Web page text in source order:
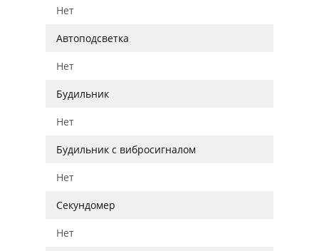
Нет
Автоподсветка
Нет
Будильник
Нет
Будильник с вибросигналом
Нет
Секундомер
Нет